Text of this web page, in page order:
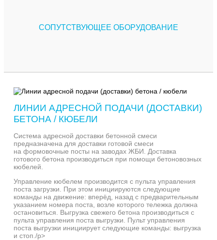
СОПУТСТВУЮЩЕЕ ОБОРУДОВАНИЕ
ЛИНИИ АДРЕСНОЙ ПОДАЧИ (ДОСТАВКИ)
БЕТОНА / КЮБЕЛИ
Система адресной доставки бетонной смеси
предназначена для доставки готовой смеси
на формовочные посты на заводах ЖБИ. Доставка
готового бетона производиться при помощи бетоновозных
кюбелей.
Управление кюбелем производится с пульта управления
поста загрузки. При этом инициируются следующие
команды на движение: вперёд, назад с предварительным
указанием номера поста, возле которого тележка должна
остановиться. Выгрузка свежего бетона производиться с
пульта управления поста выгрузки. Пульт управления
поста выгрузки инициирует следующие команды: выгрузка
и стоп./p>